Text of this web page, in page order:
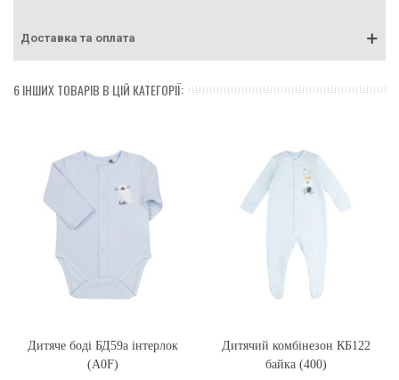
Доставка та оплата
6 ІНШИХ ТОВАРІВ В ЦІЙ КАТЕГОРІЇ:
Дитяче боді БД59а інтерлок
(A0F)
Дитячий комбінезон КБ122
байка (400)